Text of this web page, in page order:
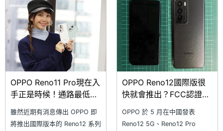
性。此外，OPPO Taiwan 十週
年攝影展「快門按下，故事才剛
開始」將於 6/22~6/30
示國際版處理器將改用聯發科天
璣 7300，而 Re
OPPO Reno11 Pro現在入
手正是時候！通路最低價
雖然近期有消息傳出 OPPO 即
將推出國際版本的 Reno12 系列
OPPO Reno12國際版很
快就會推出？FCC認證曝
OPPO 於 5 月在中國發表
Reno12 5G、Reno12 Pro